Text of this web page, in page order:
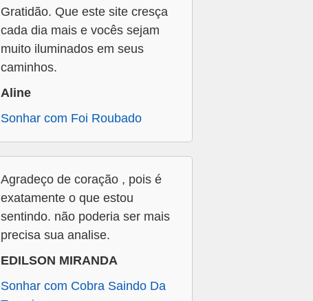
Gratidão. Que este site cresça
cada dia mais e vocês sejam
muito iluminados em seus
caminhos.
Aline
Sonhar com Foi Roubado
Agradeço de coração , pois é
exatamente o que estou
sentindo. não poderia ser mais
precisa sua analise.
EDILSON MIRANDA
Sonhar com Cobra Saindo Da